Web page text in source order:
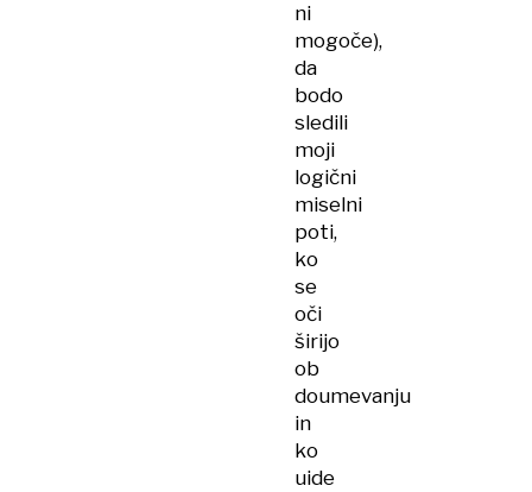
ni
mogoče),
da
bodo
sledili
moji
logični
miselni
poti,
ko
se
oči
širijo
ob
doumevanju
in
ko
uide